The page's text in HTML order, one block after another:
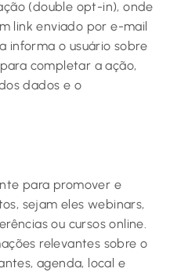
(double opt-in), onde
link enviado por e-mail
informa o usuário sobre
completar a ação,
dados e o
para promover e
sejam eles webinars,
ou cursos online.
relevantes sobre o
agenda, local e